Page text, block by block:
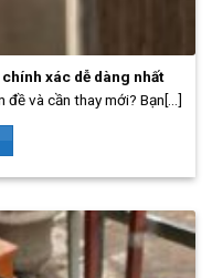
xác dễ dàng nhất
và cần thay mới? Bạn[...]